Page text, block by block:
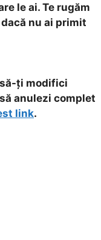
le ai. Te rugăm
nu ai primit
ți modifici
anulezi complet
link.